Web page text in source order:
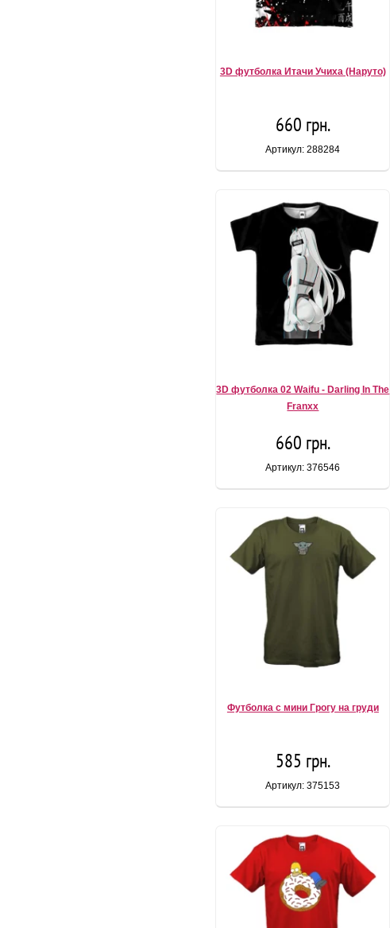
3D футболка Итачи Учиха (Наруто)
660 грн.
Артикул: 288284
3D футболка 02 Waifu - Darling In The
Franxx
660 грн.
Артикул: 376546
Футболка с мини Грогу на груди
585 грн.
Артикул: 375153